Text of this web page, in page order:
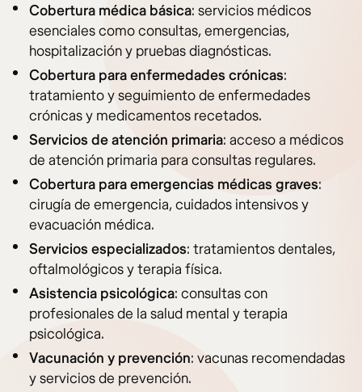
Cobertura médica básica: servicios médicos
esenciales como consultas, emergencias,
hospitalización y pruebas diagnósticas.
Cobertura para enfermedades crónicas:
tratamiento y seguimiento de enfermedades
crónicas y medicamentos recetados.
Servicios de atención primaria: acceso a médicos
de atención primaria para consultas regulares.
Cobertura para emergencias médicas graves:
cirugía de emergencia, cuidados intensivos y
evacuación médica.
Servicios especializados: tratamientos dentales,
oftalmológicos y terapia física.
Asistencia psicológica: consultas con
profesionales de la salud mental y terapia
psicológica.
Vacunación y prevención: vacunas recomendadas
y servicios de prevención.